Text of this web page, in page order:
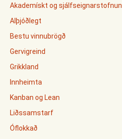
Akademískt og sjálfseignarstofnun
Alþjóðlegt
Bestu vinnubrögð
Gervigreind
Grikkland
Innheimta
Kanban og Lean
Liðssamstarf
Óflokkað